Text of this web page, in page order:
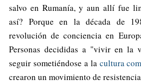
salvo en Rumanía, y aun allí fue
así? Porque en la década de
revolución de conciencia en
Personas decididas a "vivir en la
seguir sometiéndose a la cultura
crearon un movimiento de